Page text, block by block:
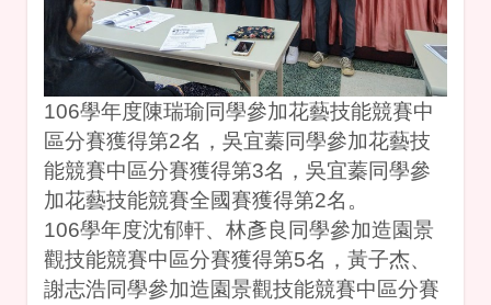
106學年度陳瑞瑜同學參加花藝技能競賽中
區分賽獲得第2名，吳宜蓁同學參加花藝技
能競賽中區分賽獲得第3名，吳宜蓁同學參
加花藝技能競賽全國賽獲得第2名。
106學年度沈郁軒、林彥良同學參加造園景
觀技能競賽中區分賽獲得第5名，黃子杰、
謝志浩同學參加造園景觀技能競賽中區分賽